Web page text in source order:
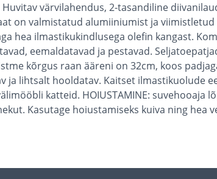
värvilahendus, 2-tasandiline
on valmistatud alumiiniumist ja
hea ilmastikukindlusega olefin kangast.
eemaldatavad ja pestavad.
kõrgus raan ääreni on 32cm, koos
lihtsalt hooldatav. Kaitset ilmastikuolude
katteid. HOIUSTAMINE: suvehooaja
Kasutage hoiustamiseks kuiva ning hea